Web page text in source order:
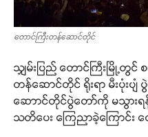
တောင်ကြီးတန်ဆောင်တိုင်
သျှမ်းပြည် တောင်ကြီးမြို့တွင်
တန်ဆောင်တိုင် ရိုးရာ မီးပုံးပျံ
ဆောာင်တိုင်ပွဲတော်ကို မသွား
သတိပေး ကြေညာခဲ့ကြောင်း